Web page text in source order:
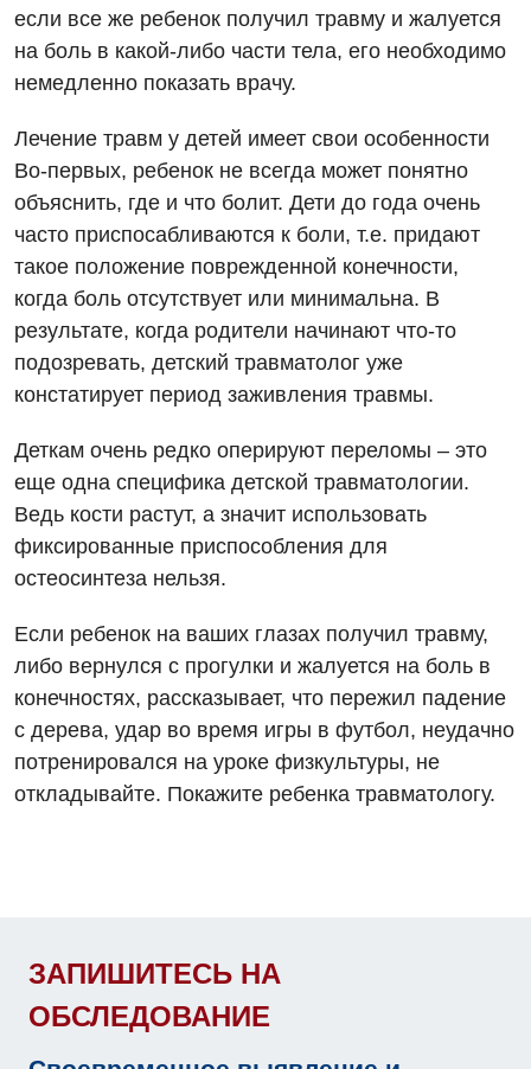
Для взрослых
Акушерство и гинекология
Андрология
Бесплатные услуги
Вакцинация
Гастроэнтерология
Гематология
Гинекологическое отделение
Дерматовенерология
Дневной стационар
Кардиохирургия
Маммология
Медицинская психология
Неврология
Отделение интенсивной терапии
Скорая медицинская помощь
Терапевтическое отделение
Травматологическое отделение
Урологическое отделение
Хирургическое отделение
Эндоскопическое отделение
Русский
если все же ребенок получил травму и жалуется
на боль в какой-либо части тела, его необходимо
немедленно показать врачу.
Лечение травм у детей имеет свои особенности
Во-первых, ребенок не всегда может понятно
объяснить, где и что болит. Дети до года очень
часто приспосабливаются к боли, т.е. придают
такое положение поврежденной конечности,
когда боль отсутствует или минимальна. В
результате, когда родители начинают что-то
подозревать, детский травматолог уже
констатирует период заживления травмы.
Деткам очень редко оперируют переломы – это
еще одна специфика детской травматологии.
Ведь кости растут, а значит использовать
фиксированные приспособления для
остеосинтеза нельзя.
Если ребенок на ваших глазах получил травму,
либо вернулся с прогулки и жалуется на боль в
конечностях, рассказывает, что пережил падение
с дерева, удар во время игры в футбол, неудачно
потренировался на уроке физкультуры, не
откладывайте. Покажите ребенка травматологу.
ЗАПИШИТЕСЬ НА
ОБСЛЕДОВАНИЕ